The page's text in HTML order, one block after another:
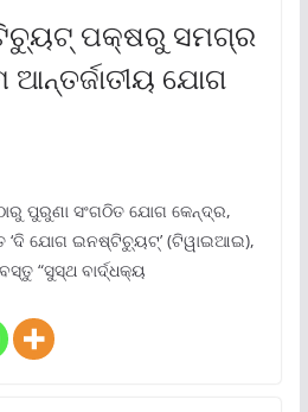
ପକ୍ଷରୁ ସମଗ୍ର
ଆନ୍ତର୍ଜାତୀୟ ଯୋଗ
ପୁରୁଣା ସଂଗଠିତ ଯୋଗ କେନ୍ଦ୍ର,
‘ଦି ଯୋଗ ଇନଷ୍ଟିଚ୍ୟୁଟ୍‌’ (ଟିୱାଇଆଇ),
“ସୁସ୍ଥ ବାର୍ଦ୍ଧକ୍ୟ